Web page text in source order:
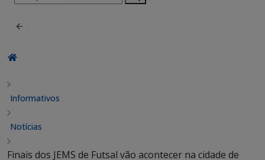
por:
Informativos
Notícias
Finais dos JEMS de Futsal vão acontecer na cidade de